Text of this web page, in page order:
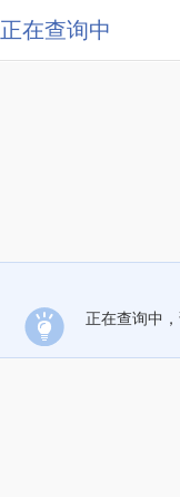
正在查询中
正在查询中